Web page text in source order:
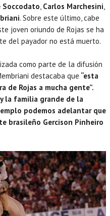
Soccodato Carlos Marchesini
. Sobre este último, cabe
joven oriundo de Rojas se ha
del payador no está muerto.
como parte de la difusión
destacaba que “esta
de Rojas a mucha gente”.
la familia grande de la
podemos adelantar que
brasileño Gercison Pinheiro